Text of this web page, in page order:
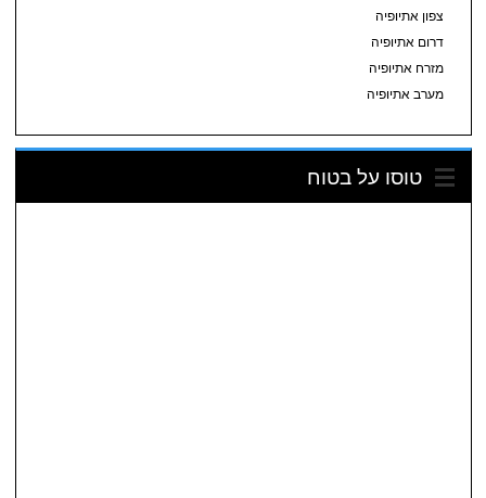
צפון אתיופיה
דרום אתיופיה
מזרח אתיופיה
מערב אתיופיה
טוסו על בטוח